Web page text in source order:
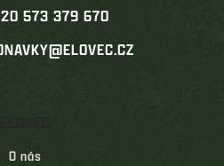
i
u
573 379 670
O nás